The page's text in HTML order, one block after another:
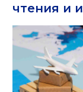
чтения и